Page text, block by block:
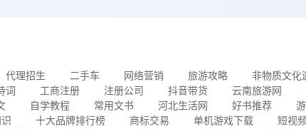
代理招生 二手车 网络营销 旅游攻略 非物质文化
词 工商注册 注册公司 抖音带货 云南旅游网
自学教程 常用文书 河北生活网 好书推荐
十大品牌排行榜 商标交易 单机游戏下载 短视